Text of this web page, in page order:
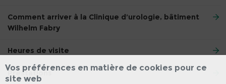
Comment arriver à la Clinique d’urologie, bâtiment
Wilhelm Fabry
Heures de visite
Prestations
Vos préférences en matière de cookies pour ce
site web